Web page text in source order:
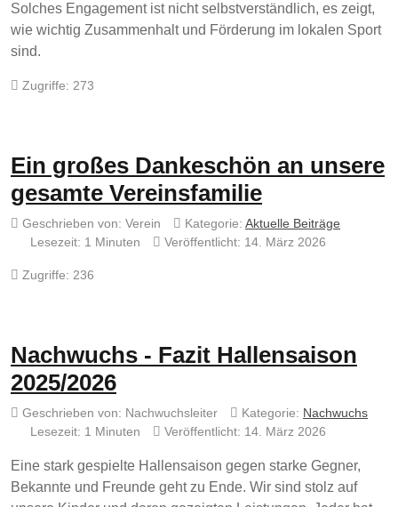
Solches Engagement ist nicht selbstverständlich, es zeigt,
wie wichtig Zusammenhalt und Förderung im lokalen Sport
sind.
Zugriffe: 273
Ein großes Dankeschön an unsere
gesamte Vereinsfamilie
Geschrieben von: Verein Kategorie: Aktuelle Beiträge
Lesezeit: 1 Minuten
Veröffentlicht: 14. März 2026
Zugriffe: 236
Nachwuchs - Fazit Hallensaison
2025/2026
Geschrieben von: Nachwuchsleiter Kategorie: Nachwuchs
Lesezeit: 1 Minuten
Veröffentlicht: 14. März 2026
Eine stark gespielte Hallensaison gegen starke Gegner,
Bekannte und Freunde geht zu Ende. Wir sind stolz auf